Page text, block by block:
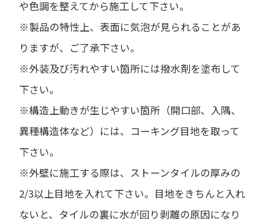
や色調を整えてから施工して下さい。
※製品の特性上、表面に気泡が見られることがあ
りますが、ご了承下さい。
※外装及び汚れやすい箇所には撥水剤を塗布して
下さい。
※構造上動きが生じやすい箇所（開口部、入隅、
異種構造体など）には、コーキング目地を取って
下さい。
※外壁に施工する際は、ストーンタイルの厚みの
2/3以上目地を入れて下さい。目地をきちんと入れ
ないと、タイルの裏に水が回り剥離の原因になり